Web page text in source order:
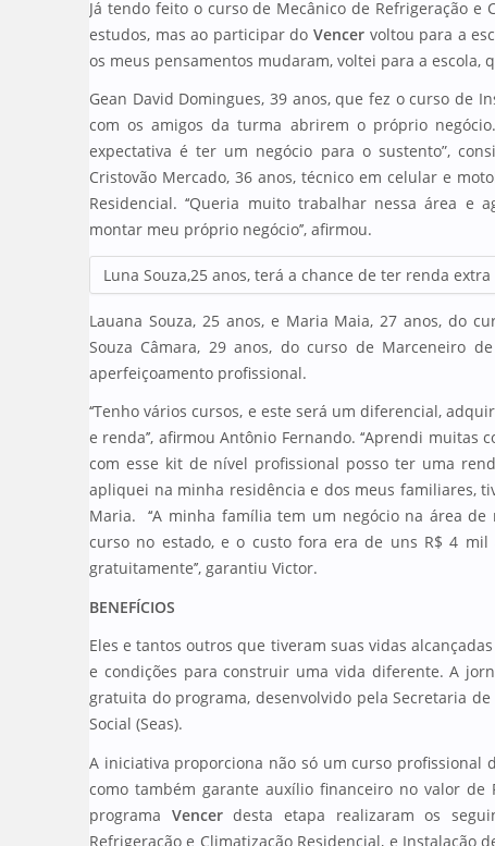
Já tendo feito o curso de Mecânico de Refrigeração
estudos, mas ao participar do Vencer voltou para a
os meus pensamentos mudaram, voltei para a escola,
Gean David Domingues, 39 anos, que fez o curso de
com os amigos da turma abrirem o próprio
expectativa é ter um negócio para o sustento”,
Cristovão Mercado, 36 anos, técnico em celular e
Residencial. ‘‘Queria muito trabalhar nessa área
montar meu próprio negócio’’, afirmou.
Luna Souza,25 anos, terá a chance de ter renda extra
Lauana Souza, 25 anos, e Maria Maia, 27 anos, do
Souza Câmara, 29 anos, do curso de Marceneiro
aperfeiçoamento profissional.
‘‘Tenho vários cursos, e este será um diferencial,
e renda’’, afirmou Antônio Fernando. ‘‘Aprendi
com esse kit de nível profissional posso ter uma
apliquei na minha residência e dos meus familiares,
Maria. ‘‘A minha família tem um negócio na área
curso no estado, e o custo fora era de uns R$ 4
gratuitamente’’, garantiu Victor.
BENEFÍCIOS
Eles e tantos outros que tiveram suas vidas
e condições para construir uma vida diferente. A
gratuita do programa, desenvolvido pela Secretaria
Social (Seas).
A iniciativa proporciona não só um curso
como também garante auxílio financeiro no valor
programa Vencerdesta etapa realizaram os
Refrigeração e Climatização Residencial, e Instalação